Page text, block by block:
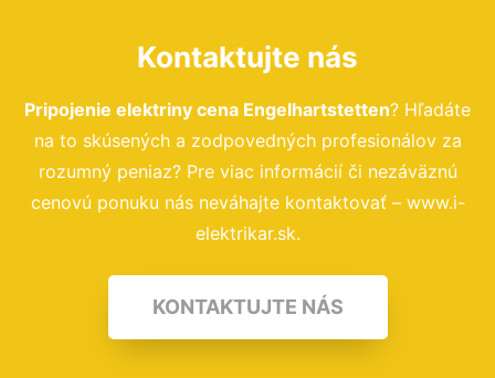
Kontaktujte nás
Pripojenie elektriny cena Engelhartstetten? Hľadáte
na to skúsených a zodpovedných profesionálov za
rozumný peniaz? Pre viac informácií či nezáväznú
cenovú ponuku nás neváhajte kontaktovať – www.i-
elektrikar.sk.
KONTAKTUJTE NÁS